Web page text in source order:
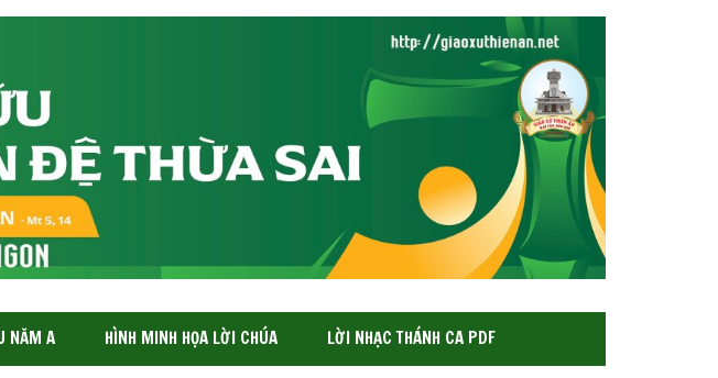
NĂM A HÌNH MINH HỌA LỜI CHÚA LỜI NHẠC THÁNH CA PDF